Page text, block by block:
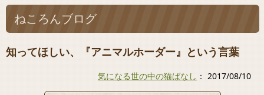
ねころんブログ
知ってほしい、『アニマルホーダー』という言葉
気になる世の中の猫ばなし ： 2017/08/10